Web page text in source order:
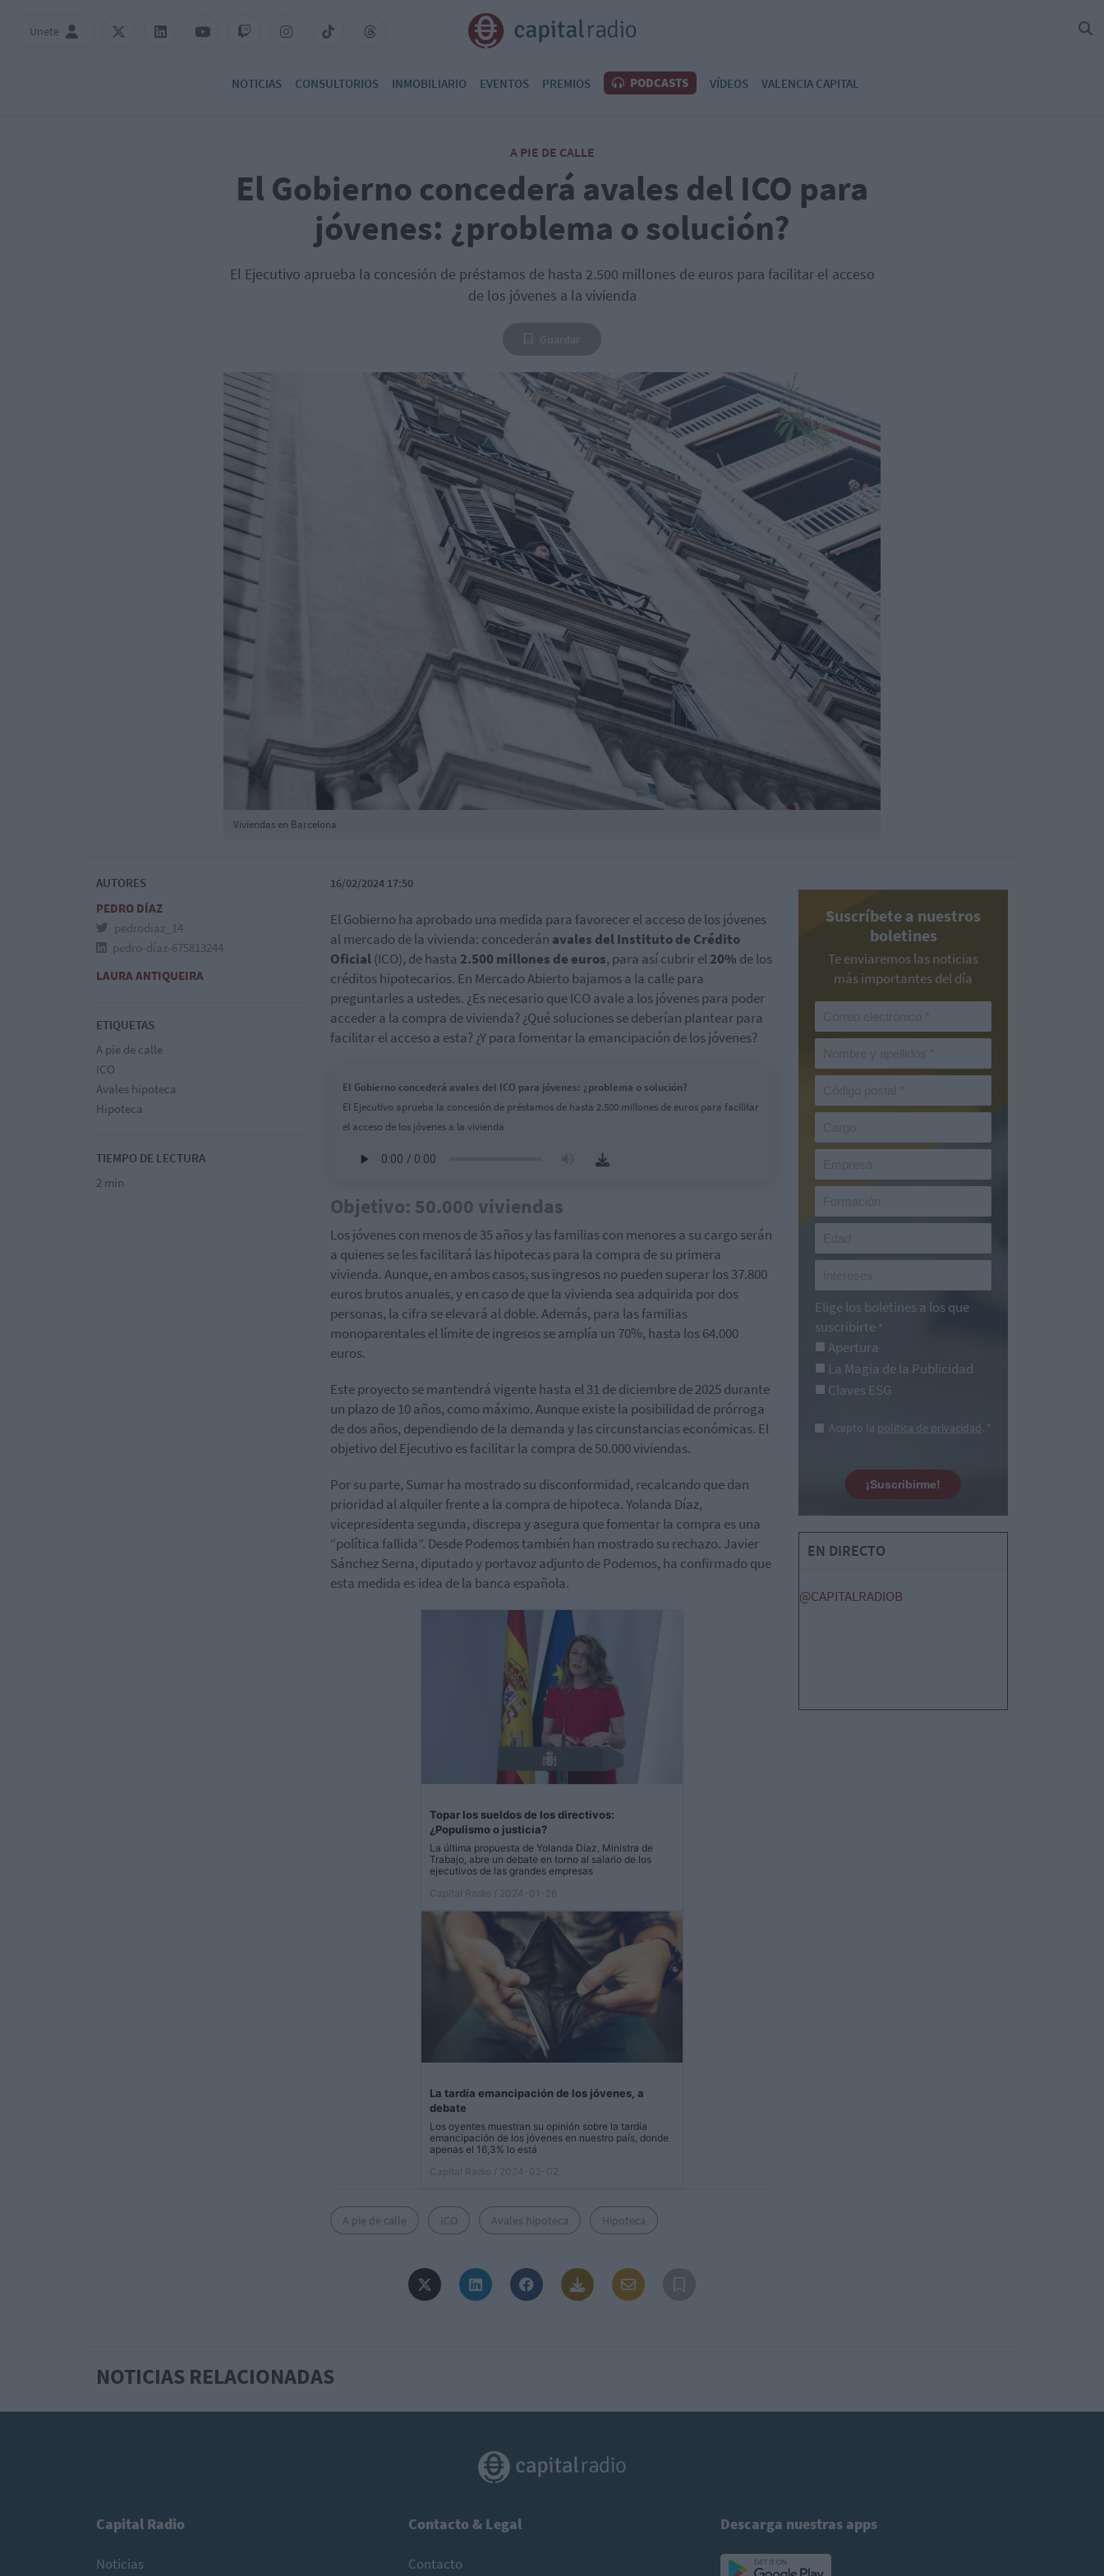
Únete
NOTICIAS CONSULTORIOS INMOBILIARIO EVENTOS PREMIOS PODCASTS VÍDEOS VALENCIA CAPITAL
A PIE DE CALLE
El Gobierno concederá avales del ICO para
jóvenes: ¿problema o solución?
El Ejecutivo aprueba la concesión de préstamos de hasta 2.500 millones de euros para facilitar el acceso
de los jóvenes a la vivienda
Viviendas en Barcelona
AUTORES
PEDRO DÍAZ
pedrodiaz_14
pedro-díaz-675813244
LAURA ANTIQUEIRA
ETIQUETAS
A pie de calle
ICO
Avales hipoteca
Hipoteca
TIEMPO DE LECTURA
2 min
16/02/2024 17:50
El Gobierno ha aprobado una medida para favorecer el acceso de los jóvenes
al mercado de la vivienda: concederán avales del Instituto de Crédito
Oficial(ICO), de hasta 2.500 millones de euros, para así cubrir el20% de los
créditos hipotecarios. En Mercado Abierto bajamos a la calle para
preguntarles a ustedes. ¿Es necesario que ICO avale a los jóvenes para poder
acceder a la compra de vivienda? ¿Qué soluciones se deberían plantear para
facilitar el acceso a esta? ¿Y para fomentar la emancipación de los jóvenes?
El Gobierno concederá avales del ICO para jóvenes: ¿problema o solución?
El Ejecutivo aprueba la concesión de préstamos de hasta 2.500 millones de euros para facilitar
el acceso de los jóvenes a la vivienda
Objetivo: 50.000 viviendas
Los jóvenes con menos de 35 años y las familias con menores a su cargo serán
a quienes se les facilitará las hipotecas para la compra de su primera
vivienda. Aunque, en ambos casos, sus ingresos no pueden superar los 37.800
euros brutos anuales, y en caso de que la vivienda sea adquirida por dos
personas, la cifra se elevará al doble. Además, para las familias
monoparentales el límite de ingresos se amplía un 70%, hasta los 64.000
euros.
Este proyecto se mantendrá vigente hasta el 31 de diciembre de 2025 durante
un plazo de 10 años, como máximo. Aunque existe la posibilidad de prórroga
de dos años, dependiendo de la demanda y las circunstancias económicas. El
objetivo del Ejecutivo es facilitar la compra de 50.000 viviendas.
Por su parte, Sumar ha mostrado su disconformidad, recalcando que dan
prioridad al alquiler frente a la compra de hipoteca.Yolanda Díaz,
vicepresidenta segunda, discrepa y asegura que fomentar la compra es una
“política fallida”. Desde Podemos también han mostrado su rechazo. Javier
Sánchez Serna, diputado y portavoz adjunto de Podemos, ha confirmado que
esta medida es idea de la banca española.
Topar los sueldos de los directivos:
¿Populismo o justicia?
La última propuesta de Yolanda Díaz, Ministra de
Trabajo, abre un debate en torno al salario de los
ejecutivos de las grandes empresas
Capital Radio
/ 2024-01-26
La tardía emancipación de los jóvenes, a
debate
Los oyentes muestran su opinión sobre la tardía
emancipación de los jóvenes en nuestro país, donde
apenas el 16,3% lo está
Capital Radio
/ 2024-02-02
A pie de calle ICO Avales hipoteca Hipoteca
Suscríbete a nuestros
boletines
Te enviaremos las noticias
más importantes del día
Elige los boletines a los que
suscribirte *
Apertura
La Magia de la Publicidad
Claves ESG
Acepto la política de privacidad. *
¡Suscribirme!
EN DIRECTO
@CAPITALRADIOB
NOTICIAS RELACIONADAS
Capital Radio
Noticias
Contacto & Legal
Contacto
Descarga nuestras apps